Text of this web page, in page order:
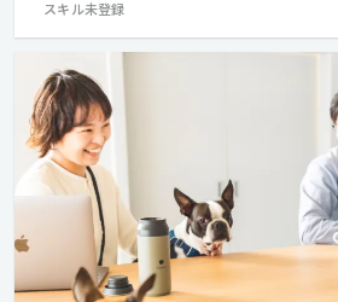
スキル未登録